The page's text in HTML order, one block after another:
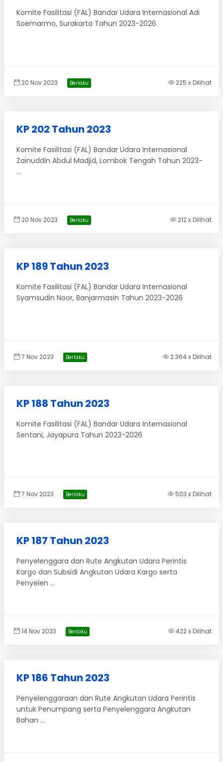
Komite Fasilitasi (FAL) Bandar Udara Internasional Adi
Soemarmo, Surakarta Tahun 2023-2026
20 Nov 2023 Berlaku 225 x Dilihat
KP 202 Tahun 2023
Komite Fasilitasi (FAL) Bandar Udara Internasional
Zainuddin Abdul Madjid, Lombok Tengah Tahun 2023-
...
20 Nov 2023 Berlaku 212 x Dilihat
KP 189 Tahun 2023
Komite Fasilitasi (FAL) Bandar Udara Internasional
Syamsudin Noor, Banjarmasin Tahun 2023-2026
7 Nov 2023 Berlaku 2.364 x Dilihat
KP 188 Tahun 2023
Komite Fasilitasi (FAL) Bandar Udara Internasional
Sentani, Jayapura Tahun 2023-2026
7 Nov 2023 Berlaku 503 x Dilihat
KP 187 Tahun 2023
Penyelenggara dan Rute Angkutan Udara Perintis
Kargo dan Subsidi Angkutan Udara Kargo serta
Penyelen ...
14 Nov 2023 Berlaku 422 x Dilihat
KP 186 Tahun 2023
Penyelenggaraan dan Rute Angkutan Udara Perintis
untuk Penumpang serta Penyelenggara Angkutan
Bahan ...